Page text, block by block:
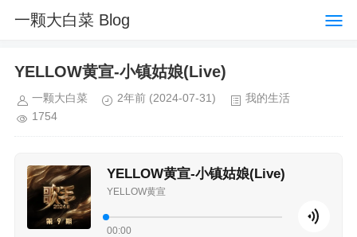
一颗大白菜 Blog
YELLOW黄宣-小镇姑娘(Live)
一颗大白菜 2年前 (2024-07-31)
我的生活
1754
YELLOW黄宣-小镇姑娘(Live)
YELLOW黄宣
00:00